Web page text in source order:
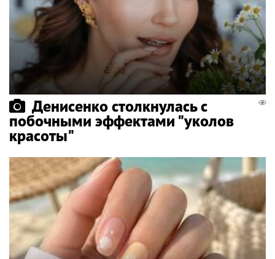
Денисенко столкнулась с
побочными эффектами "уколов
красоты"